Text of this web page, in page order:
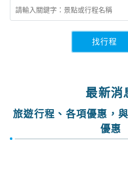
找行程
最新消
旅遊行程、各項優惠，
優惠